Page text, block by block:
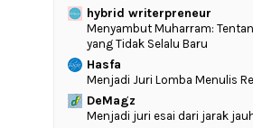
hybrid writerpreneur
Menyambut Muharram:
yang Tidak Selalu Baru
Hasfa
Menjadi Juri Lomba Menulis
DeMagz
Menjadi juri esai dari jarak